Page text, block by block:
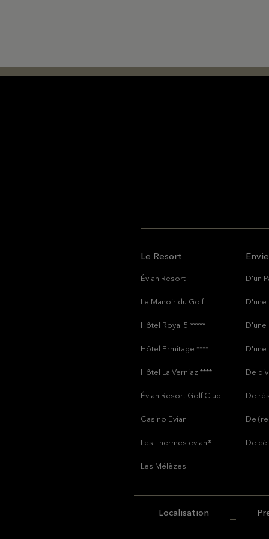
Le Resort
Évian Resort
Le Manoir du Golf
Hôtel Royal 5 *****
Hôtel Ermitage ****
Hôtel La Verniaz ****
Évian Resort Golf Club
Casino Evian
Les Thermes evian®
Les Mélèzes
Envie
D'un
D'une
D'une
De
De
De
De
Localisation